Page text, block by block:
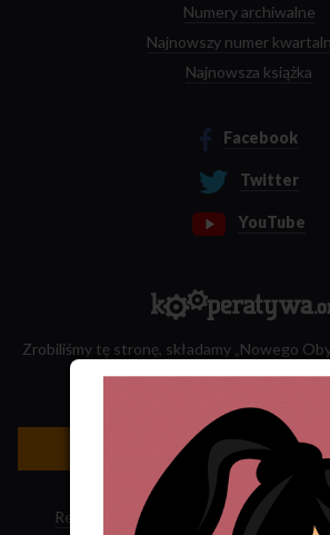
Numery archiwalne
Najnowszy numer
Najnowsza książka
Facebook
Twitter
YouTube
Zrobiliśmy tę stronę, składamy „Nowego
Newsletter »
Regulamin sklepu Polityka ciasteczek ·